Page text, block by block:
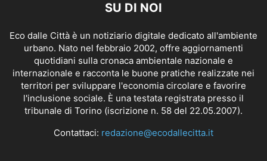
SU DI NOI
Eco dalle Città è un notiziario digitale dedicato all'ambiente
urbano. Nato nel febbraio 2002, offre aggiornamenti
quotidiani sulla cronaca ambientale nazionale e
internazionale e racconta le buone pratiche realizzate nei
territori per sviluppare l'economia circolare e favorire
l'inclusione sociale. È una testata registrata presso il
tribunale di Torino (iscrizione n. 58 del 22.05.2007).
Contattaci: redazione@ecodallecitta.it